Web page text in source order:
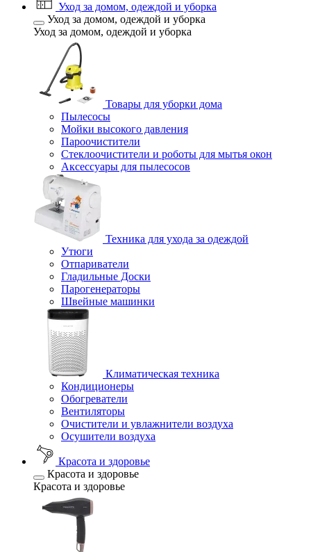
Уход за домом, одеждой и уборка
Уход за домом, одеждой и уборка
Уход за домом, одеждой и уборка
Товары для уборки дома
Пылесосы
Мойки высокого давления
Пароочистители
Стеклоочистители и роботы для мытья окон
Аксессуары для пылесосов
Техника для ухода за одеждой
Утюги
Отпариватели
Гладильные Доски
Парогенераторы
Швейные машинки
Климатическая техника
Кондиционеры
Обогреватели
Вентиляторы
Очистители и увлажнители воздуха
Осушители воздуха
Красота и здоровье
Красота и здоровье
Красота и здоровье